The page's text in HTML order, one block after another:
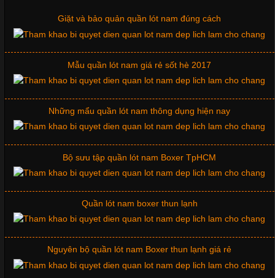
Áo thun là một trong những trang phục phổ biến nhất hiện nay
nhờ tính tiện dụng, dễ phối đồ và phù hợp với nhiều đối tượng.
quan trọng tạo nên phong cách riêng cho từng sản phẩm. Mỗi
loại cổ áo sẽ mang đến một vẻ đẹp khác
Những Mẫu Áo Thun Đồng Phục Công Ty Được Ưa
Chuộng Hiện Nay
Cập nhật 2026-06-01 14:23:34
Trong môi trường kinh doanh hiện đại, việc xây dựng hình ảnh
chuyên nghiệp đóng vai trò quan trọng đối với sự phát triển của
Giặt và bảo quản quần lót nam đúng cách
Mẫu quần lót nam giá rẻ sốt hè 2017
Những mẩu quần lót nam thông dụng hiện nay
Bộ sưu tập quần lót nam Boxer TpHCM
Quần lót nam boxer thun lạnh
Nguyên bộ quần lót nam Boxer thun lạnh giá rẻ